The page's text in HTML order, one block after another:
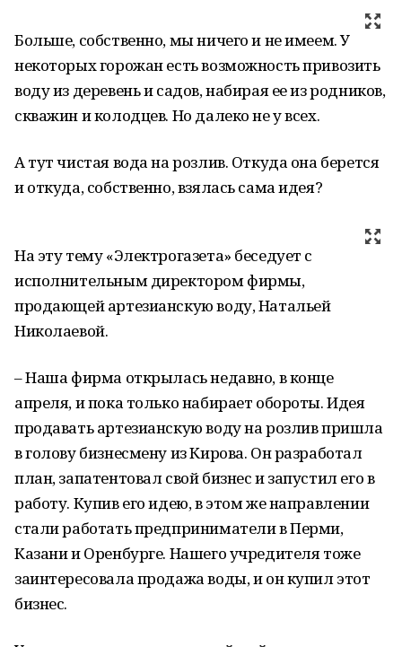
Больше, собственно, мы ничего и не имеем. У
некоторых горожан есть возможность привозить
воду из деревень и садов, набирая ее из родников,
скважин и колодцев. Но далеко не у всех.
А тут чистая вода на розлив. Откуда она берется
и откуда, собственно, взялась сама идея?
На эту тему «Электрогазета» беседует с
исполнительным директором фирмы,
продающей артезианскую воду, Натальей
Николаевой.
– Наша фирма открылась недавно, в конце
апреля, и пока только набирает обороты. Идея
продавать артезианскую воду на розлив пришла
в голову бизнесмену из Кирова. Он разработал
план, запатентовал свой бизнес и запустил его в
работу. Купив его идею, в этом же направлении
стали работать предприниматели в Перми,
Казани и Оренбурге. Нашего учредителя тоже
заинтересовала продажа воды, и он купил этот
бизнес.